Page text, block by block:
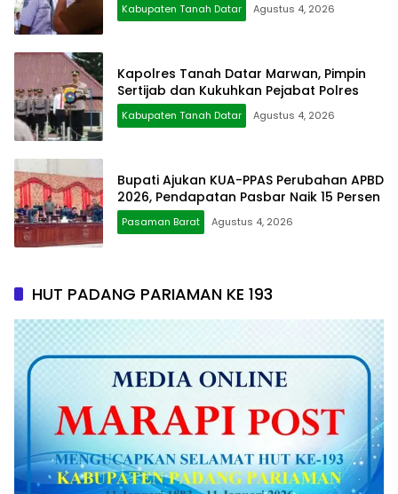
Kabupaten Tanah Datar Agustus 4, 2026
Kapolres Tanah Datar Marwan, Pimpin
Sertijab dan Kukuhkan Pejabat Polres
Kabupaten Tanah Datar Agustus 4, 2026
Bupati Ajukan KUA-PPAS Perubahan APBD
2026, Pendapatan Pasbar Naik 15 Persen
Pasaman Barat Agustus 4, 2026
HUT PADANG PARIAMAN KE 193